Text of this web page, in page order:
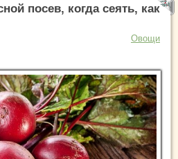
посев, когда сеять, как
Овощи